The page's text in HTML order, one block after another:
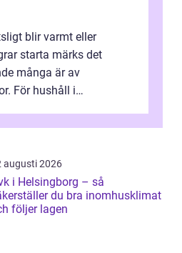
blir varmt eller
starta märks det
många är av
För hushåll i
augusti 2026
i Helsingborg – så
du bra inomhusklimat
följer lagen